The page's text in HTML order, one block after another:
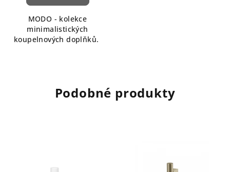
MODO - kolekce
minimalistických
koupelnových doplňků.
Podobné produkty